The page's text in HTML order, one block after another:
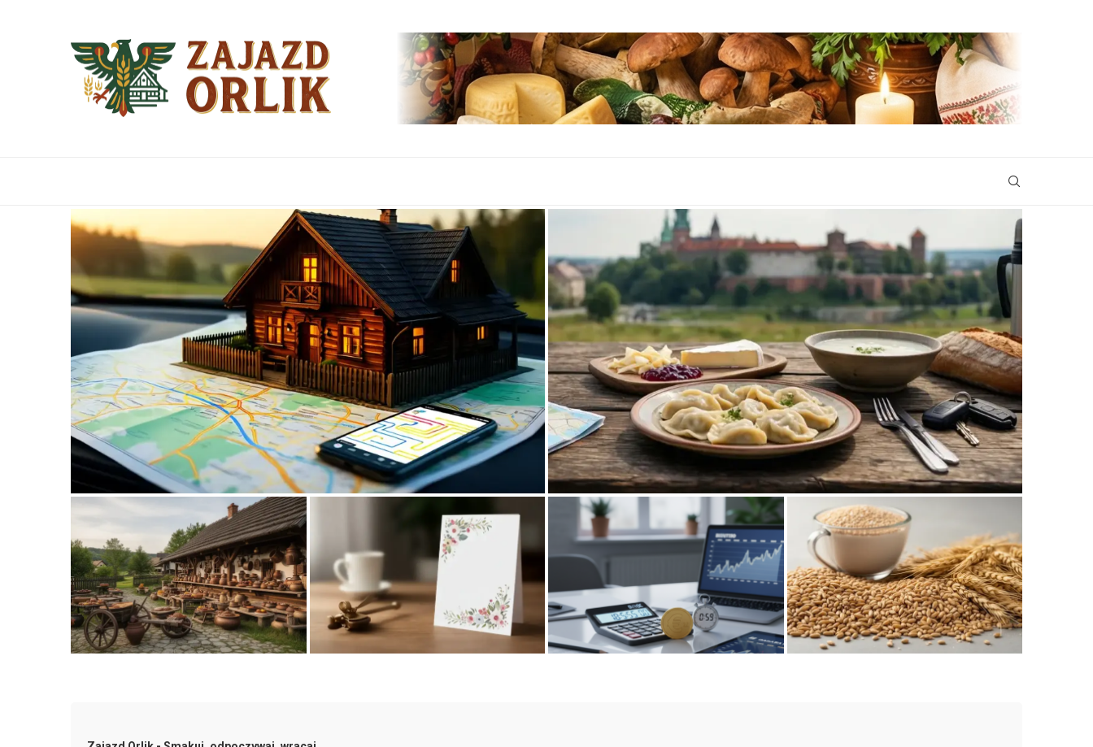
Tradycyjne polskie zajazdy na mapie współczesnych
szlaków podróży
Tradycyjna kuchnia regionalna w drodze do dawnej stolicy
kraju
Tradycyjna kuchnia regionalna w drodze
do dawnej stolicy kraju
Jak złożyć życzenia na Dzień Ojca?
Najlepsze pomysły na GIF i kartki
5560 zł brutto to ile netto? Obliczamy w
minut
Jakie zboża warto wprowadzić do diety
dziecka? Przewodnik dla rodziców